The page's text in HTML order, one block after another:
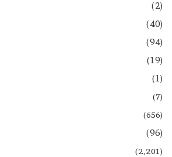
(2)
(40)
(94)
(19)
(1)
(7)
(656)
(96)
(2,201)